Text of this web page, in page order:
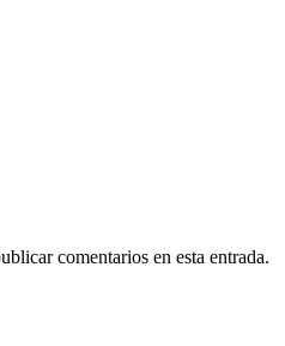
comentarios en esta entrada.